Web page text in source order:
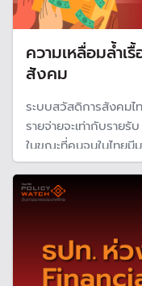
ความเหลื่อมล้ำ
สังคม
ระบบสวัสดิการสังคม
รายจ่ายจะเท่ากับราย
ในขณะที่คนจนในไทยมีม
กับสวัสดิการสังคม ด้า
กลุ่มเป้าหมายมากขึ้น
ดิจิทัลเข้ามาช่วย